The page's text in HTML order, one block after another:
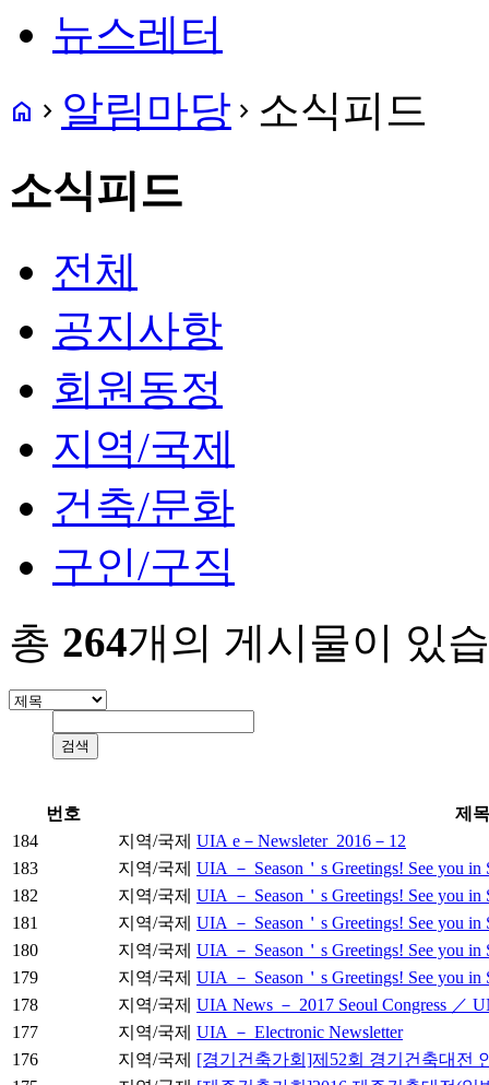
뉴스레터
home navigate_next 알림마당 navigate_next 소식피드
소식피드
전체
공지사항
회원동정
지역/국제
건축/문화
구인/구직
총 264개의 게시물이 있
번호
제목
184
지역/국제 UIA e－Newsleter_2016－12
183
지역/국제 UIA － Season＇s Greetings! See you in
182
지역/국제 UIA － Season＇s Greetings! See you in
181
지역/국제 UIA － Season＇s Greetings! See you in
180
지역/국제 UIA － Season＇s Greetings! See you in
179
지역/국제 UIA － Season＇s Greetings! See you in
178
지역/국제 UIA News － 2017 Seoul Congress ／
177
지역/국제 UIA － Electronic Newsletter
176
지역/국제 [경기건축가회]제52회 경기건축대전